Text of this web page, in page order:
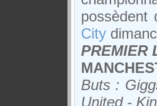
possèdent
City
PREMIER
Buts :
United -